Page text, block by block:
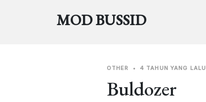
MOD BUSSID
OTHER • 4 TAHUN YANG LALU
Buldozer